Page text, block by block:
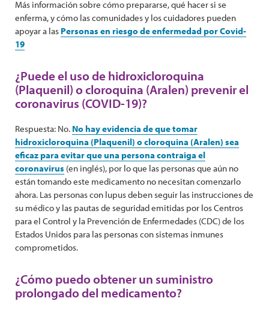
Más información sobre cómo prepararse, qué hacer si se
enferma, y cómo las comunidades y los cuidadores pueden
apoyar a las Personas en riesgo de enfermedad por Covid-
19
¿Puede el uso de hidroxicloroquina
(Plaquenil) o cloroquina (Aralen) prevenir el
coronavirus (COVID-19)?
Respuesta: No. No hay evidencia de que tomar
hidroxicloroquina (Plaquenil) o cloroquina (Aralen) sea
eficaz para evitar que una persona contraiga el
coronavirus (en inglés), por lo que las personas que aún no
están tomando este medicamento no necesitan comenzarlo
ahora. Las personas con lupus deben seguir las instrucciones de
su médico y las pautas de seguridad emitidas por los Centros
para el Control y la Prevención de Enfermedades (CDC) de los
Estados Unidos para las personas con sistemas inmunes
comprometidos.
¿Cómo puedo obtener un suministro
prolongado del medicamento?